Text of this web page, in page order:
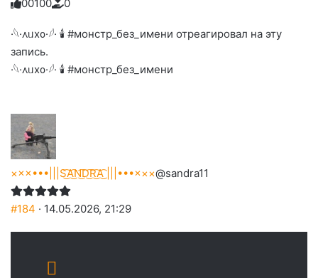
Голосуйте
вверх.
0
Нажмите
реакцию:
0
Нажмите
реакцию:
до
слез
1
Нажмите
реакцию:
0
Нажмите
реакцию:
0
Нажмите
благодарю
0
·𓆩·᧘ᥙх᧐·𓆪· 🕯 #монстр_без_имени отреагировал на эту
запись.
·𓆩·᧘ᥙх᧐·𓆪· 🕯 #монстр_без_имени
×××•••|||S͜͡A͜͡N͜͡D͜͡R͜͡A͜͡ |||•••×××@sandra11
#184 · 14.05.2026, 21:29